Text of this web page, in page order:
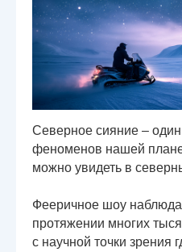
Северное сияние –
феноменов нашей
можно увидеть в
Фееричное шоу
протяжении многих
с научной точки зрения